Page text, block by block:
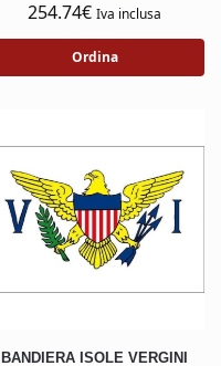
254.74€ Iva inclusa
Ordina
BANDIERA ISOLE VERGINI